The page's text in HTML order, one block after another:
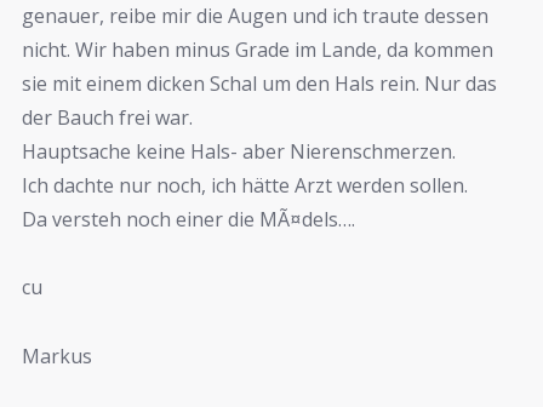
genauer, reibe mir die Augen und ich traute dessen
nicht. Wir haben minus Grade im Lande, da kommen
sie mit einem dicken Schal um den Hals rein. Nur das
der Bauch frei war.
Hauptsache keine Hals- aber Nierenschmerzen.
Ich dachte nur noch, ich hätte Arzt werden sollen.
Da versteh noch einer die MÃ¤dels….
cu
Markus